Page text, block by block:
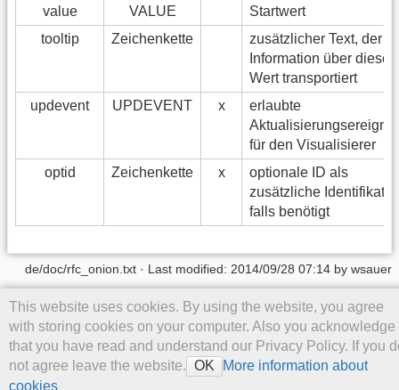
value
VALUE
Startwert
tooltip
Zeichenkette
zusätzlicher Text, der
Information über diesen
Wert transportiert
updevent
UPDEVENT x
erlaubte
für den Visualisierer
optid
Zeichenkette x
optionale ID als
zusätzliche
falls benötigt
This website uses cookies. By using the website, you agree
with storing cookies on your computer. Also you acknowledge
that you have read and understand our Privacy Policy. If you
not agree leave the website. OK
More information about
cookies
de/doc/rfc_onion.txt · Last modified: 2014/09/28 07:14 by wsauer
Except where otherwise noted, content on this wiki is licensed under
the following license:
CC Attribution-Share Alike 4.0 International